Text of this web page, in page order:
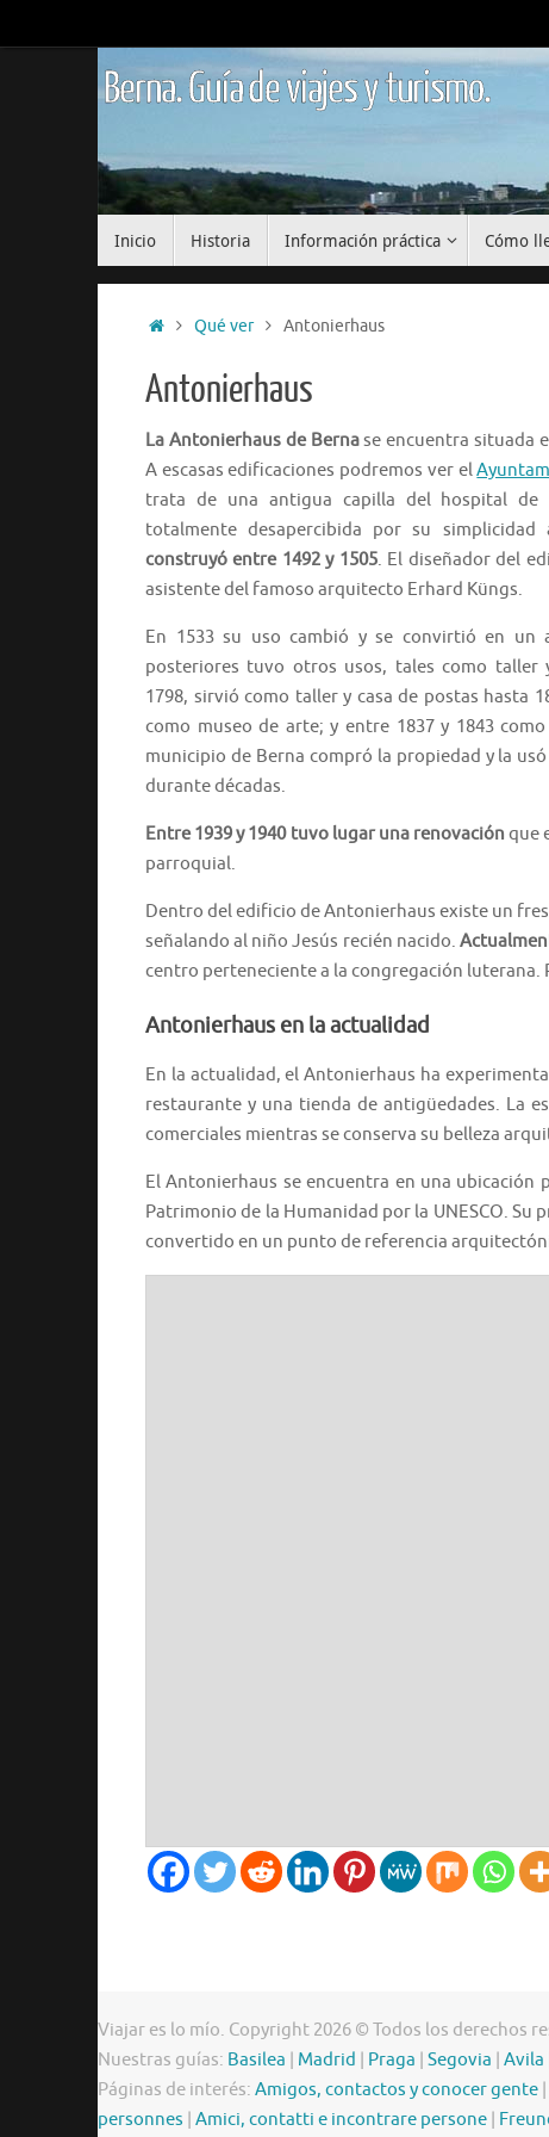
al
Berna. Guía de viajes y turismo.
Inicio Historia Información práctica Cómo
InicioQué ver Antonierhaus
Antonierhaus
La Antonierhaus de Bernase encuentra situada
A escasas edificaciones podremos ver el
trata de una antigua capilla del hospital de
totalmente desapercibida por su simplicidad
construyó entre 1492 y 1505. El diseñador del
asistente del famoso arquitecto Erhard Küngs.
En 1533 su uso cambió y se convirtió en un
posteriores tuvo otros usos, tales como taller
1798, sirvió como taller y casa de postas hasta
como museo de arte; y entre 1837 y 1843
municipio de Berna compró la propiedad y la
durante décadas.
Entre 1939 y 1940 tuvo lugar una renovación que
parroquial.
Dentro del edificio de Antonierhaus existe un
señalando al niño Jesús recién nacido.
centro perteneciente a la congregación
Antonierhaus en la actualidad
En la actualidad, el Antonierhaus ha
restaurante y una tienda de antigüedades. La
comerciales mientras se conserva su belleza
El Antonierhaus se encuentra en una ubicación
Patrimonio de la Humanidad por la UNESCO. Su
convertido en un punto de referencia
Viajar es lo mío. Copyright 2026 © Todos los derechos
Nuestras guías: Basilea Madrid Praga Segovia Avila
Páginas de interés: Amigos, contactos y conocer gente
personnes Amici, contatti e incontrare persone